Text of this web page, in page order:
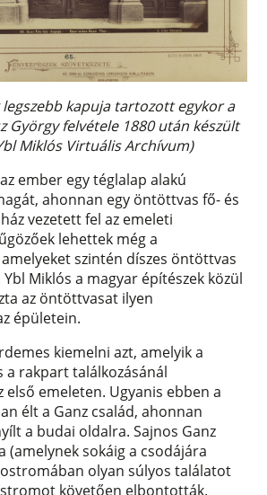
kapuja tartozott egykor a
György felvétele 1880 után készült
Miklós Virtuális Archívum)
ember egy téglalap alakú
ahonnan egy öntöttvas fő- és
vezetett fel az emeleti
lehettek még a
szintén díszes öntöttvas
Miklós a magyar építészek közül
az öntöttvasat ilyen
épületein.
kiemelni azt, amelyik a
a rakpart találkozásánál
első emeleten. Ugyanis ebben a
élt a Ganz család, ahonnan
a budai oldalra. Sajnos Ganz
(amelynek sokáig a csodájára
olyan súlyos találatot
követően elbontották.